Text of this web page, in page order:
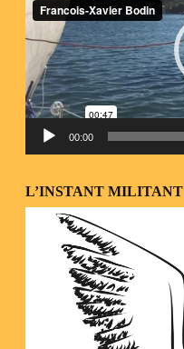
00:00
L’INSTANT MILITANT